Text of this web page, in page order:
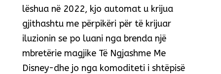
lëshua në 2022, kjo automat u krijua
gjithashtu me përpikëri për të krijuar
iluzionin se po luani nga brenda një
mbretërie magjike Të Ngjashme Me
Disney-dhe jo nga komoditeti i shtëpisë